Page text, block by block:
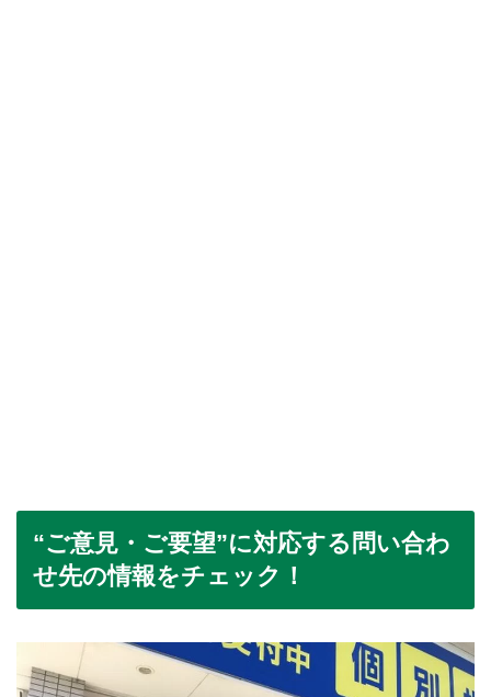
“ご意見・ご要望”に対応する問い合わ
せ先の情報をチェック！